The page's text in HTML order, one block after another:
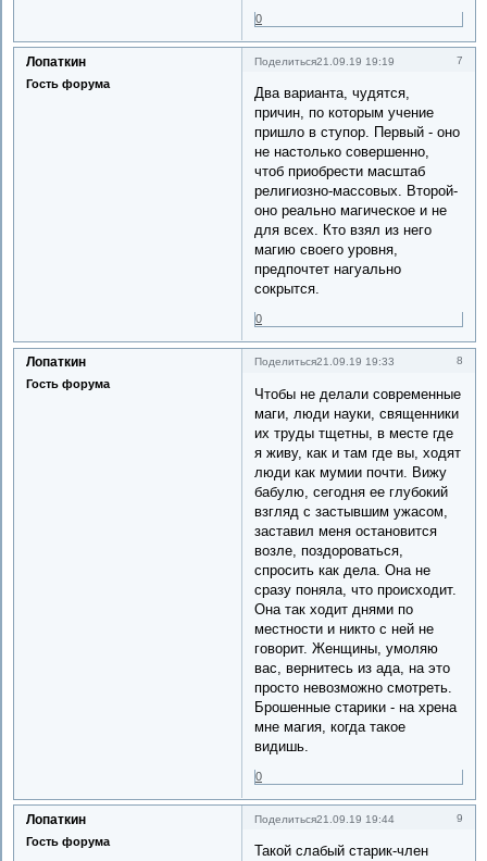
0
Поделиться 7
21.09.19 19:19
Лопаткин
Гость форума
Два варианта, чудятся,
причин, по которым учение
пришло в ступор. Первый - оно
не настолько совершенно,
чтоб приобрести масштаб
религиозно-массовых. Второй-
оно реально магическое и не
для всех. Кто взял из него
магию своего уровня,
предпочтет нагуально
сокрытся.
0
Поделиться 8
21.09.19 19:33
Лопаткин
Гость форума
Чтобы не делали современные
маги, люди науки, священники
их труды тщетны, в месте где
я живу, как и там где вы, ходят
люди как мумии почти. Вижу
бабулю, сегодня ее глубокий
взгляд с застывшим ужасом,
заставил меня остановится
возле, поздороваться,
спросить как дела. Она не
сразу поняла, что происходит.
Она так ходит днями по
местности и никто с ней не
говорит. Женщины, умоляю
вас, вернитесь из ада, на это
просто невозможно смотреть.
Брошенные старики - на хрена
мне магия, когда такое
видишь.
0
Поделиться 9
21.09.19 19:44
Лопаткин
Гость форума
Такой слабый старик-член